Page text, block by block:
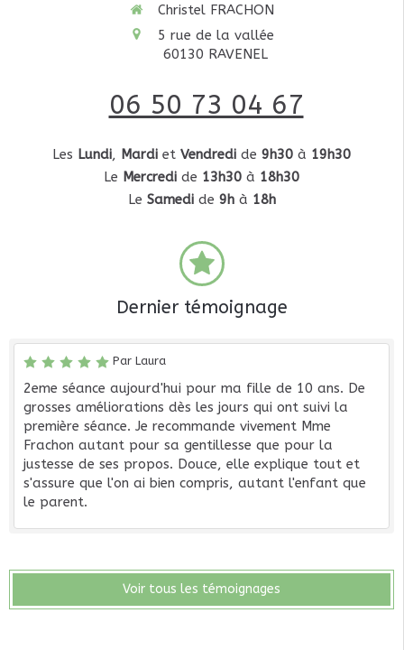
Christel FRACHON
5 rue de la vallée
60130 RAVENEL
06 50 73 04 67
Les Lundi, Mardi et Vendredi de 9h30 à 19h30
Le Mercredi de 13h30 à 18h30
Le Samedide 9hà 18h
Dernier témoignage
Par Laura
2eme séance aujourd'hui pour ma fille de 10 ans. De
grosses améliorations dès les jours qui ont suivi la
première séance. Je recommande vivement Mme
Frachon autant pour sa gentillesse que pour la
justesse de ses propos. Douce, elle explique tout et
s'assure que l'on ai bien compris, autant l'enfant que
le parent.
Voir tous les témoignages